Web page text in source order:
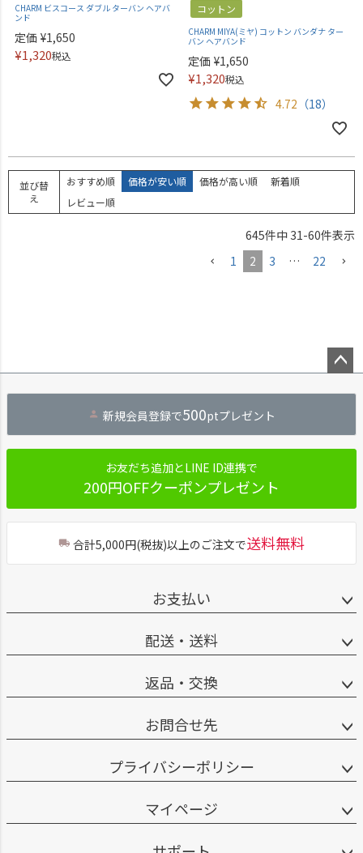
CHARM ビスコース ダブル ターバン ヘアバ
ンド
定価 ¥1,650
¥1,320税込
コットン
CHARM MIYA(ミヤ) コットン バンダナ ター
バン ヘアバンド
定価 ¥1,650
¥1,320税込
4.72 （18）
並び替
え
おすすめ順 価格が安い順 価格が高い順
新着順
レビュー順
645件中 31-60件表示
1
2 3 … 22
ジト
へ
新規会員登録で500ptプレゼント
お友だち追加とLINE ID連携で
200円OFFクーポンプレゼント
合計5,000円(税抜)以上のご注文で送料無料
お支払い
配送・送料
返品・交換
お問合せ先
プライバシーポリシー
マイページ